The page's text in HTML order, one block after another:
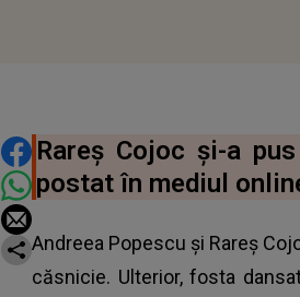
DISTRIBUIE ARTICOLUL
Rareș Cojoc și-a
postat în mediul
Andreea Popescu și Rareș
căsnicie. Ulterior, fosta